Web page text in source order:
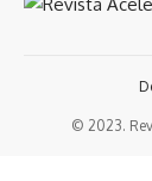
© 2023.